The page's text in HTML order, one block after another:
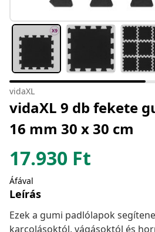
vidaXL
vidaXL 9 db fekete
16 mm 30 x 30 cm
17.930 Ft
Áfával
Leírás
Ezek a gumi padlólapok
karcolásoktól, vágásoktól és